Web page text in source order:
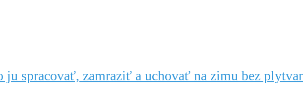
ju spracovať, zamraziť a uchovať na zimu bez